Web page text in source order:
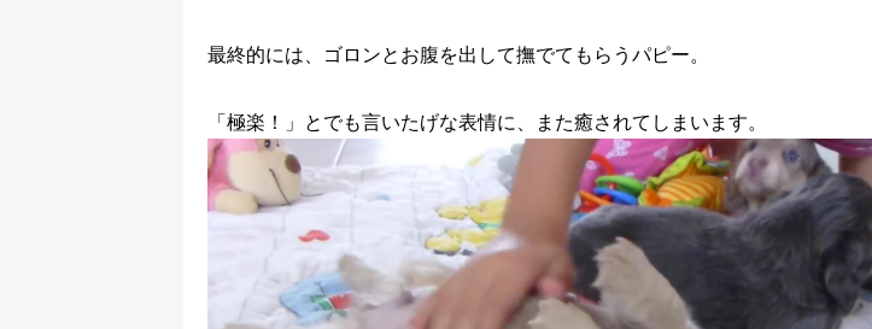
最終的には、ゴロンとお腹を出して撫でてもらうパピー。
「極楽！」とでも言いたげな表情に、また癒されてしまいます。